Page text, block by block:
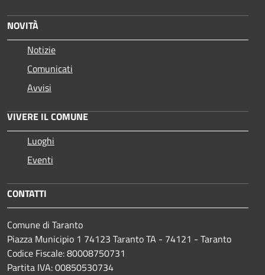
NOVITÀ
Notizie
Comunicati
Avvisi
VIVERE IL COMUNE
Luoghi
Eventi
CONTATTI
Comune di Taranto
Piazza Municipio 1 74123 Taranto TA - 74121 - Taranto
Codice Fiscale: 80008750731
Partita IVA: 00850530734